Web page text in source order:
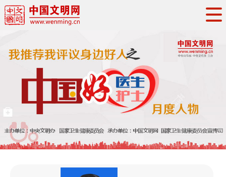
工作动态
权威发布
资讯联播
文明培育
文明实践
文明创建
文明之光
文明影音 文明矩阵